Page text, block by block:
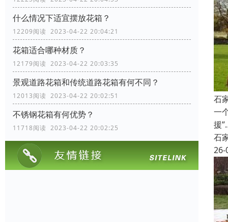
什么情况下适宜摆放花箱？
12209阅读 2023-04-22 20:04:21
花箱适合哪种材质？
12179阅读 2023-04-22 20:03:35
景观道路花箱和传统道路花箱有何不同？
12013阅读 2023-04-22 20:02:51
不锈钢花箱有何优势？
11718阅读 2023-04-22 20:02:25
石
一
援
石
26-